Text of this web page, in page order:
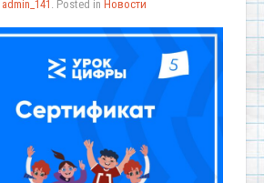
admin_141 . Posted in Новости